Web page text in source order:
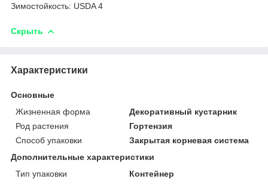
Зимостойкость: USDA 4
Скрыть
Характеристики
Основные
Жизненная форма
Декоративный кустарник
Род растения
Гортензия
Способ упаковки
Закрытая корневая система
Дополнительные характеристики
Тип упаковки
Контейнер